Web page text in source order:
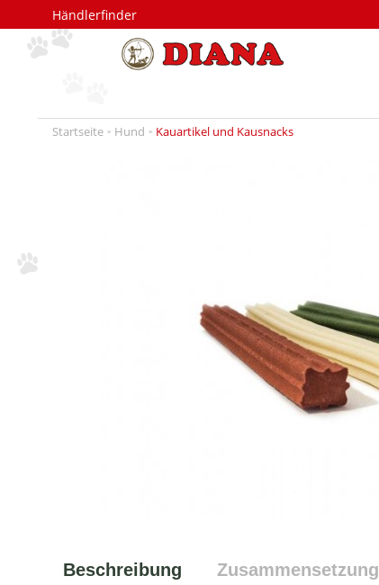
Händlerfinder
Startseite Hund Kauartikel und Kausnacks
Beschreibung Zusammensetzung